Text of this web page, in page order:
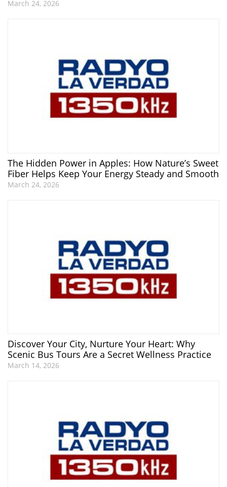
March 24, 2026
The Hidden Power in Apples: How Nature’s Sweet
Fiber Helps Keep Your Energy Steady and Smooth
March 24, 2026
Discover Your City, Nurture Your Heart: Why
Scenic Bus Tours Are a Secret Wellness Practice
March 14, 2026